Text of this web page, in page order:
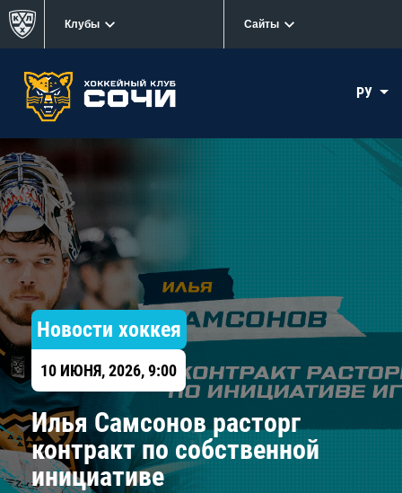
Клубы Сайты
РУ
Новости хоккея
10 ИЮНЯ, 2026, 9:00
Илья Самсонов расторг
контракт по собственной
инициативе